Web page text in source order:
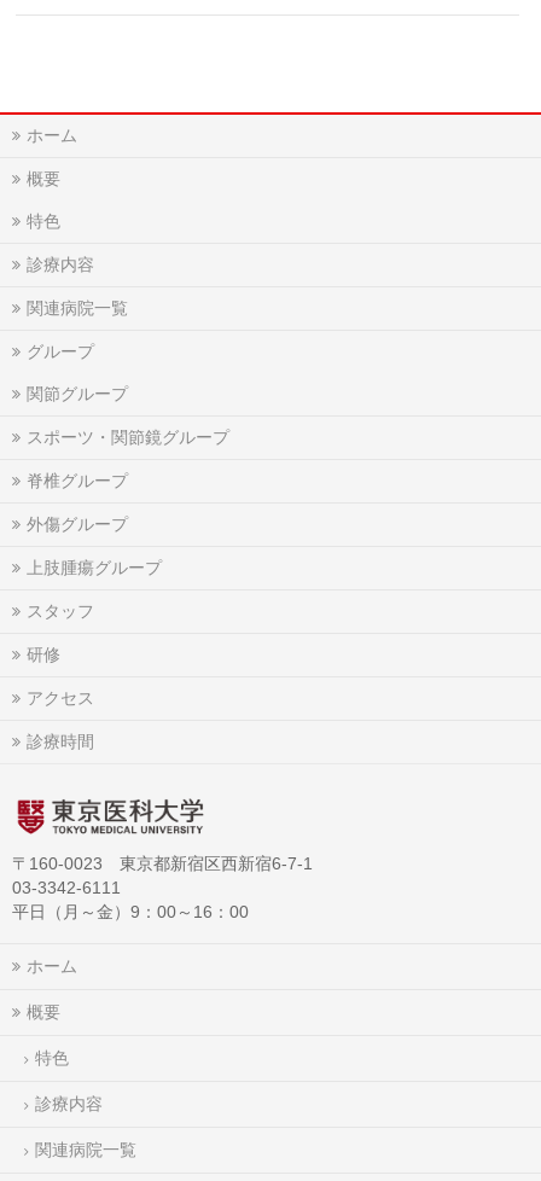
ホーム
概要
特色
診療内容
関連病院一覧
グループ
関節グループ
スポーツ・関節鏡グループ
脊椎グループ
外傷グループ
上肢腫瘍グループ
スタッフ
研修
アクセス
診療時間
〒160-0023 東京都新宿区西新宿6-7-1
03-3342-6111
平日（月～金）9：00～16：00
ホーム
概要
特色
診療内容
関連病院一覧